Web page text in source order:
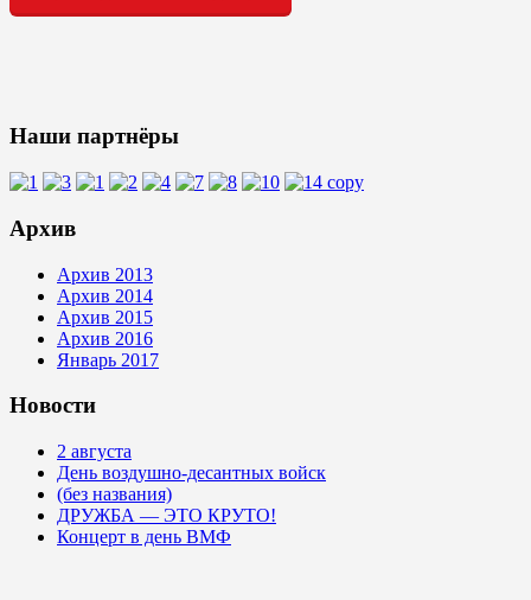
Наши партнёры
Архив
Архив 2013
Архив 2014
Архив 2015
Архив 2016
Январь 2017
Новости
2 августа
День воздушно-десантных войск
(без названия)
ДРУЖБА — ЭТО КРУТО!
Концерт в день ВМФ